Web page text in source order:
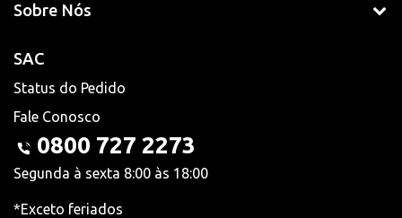
Sobre Nós
SAC
Status do Pedido
Fale Conosco
0800 727 2273
Segunda à sexta 8:00 às 18:00
*Exceto feriados